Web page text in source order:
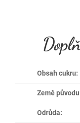
Obsah cukru:
Země původu
Odrůda: